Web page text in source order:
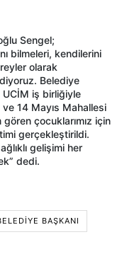
Sengel;
bilmeleri, kendilerini
olarak
Belediye
UCİM iş birliğiyle
14 Mayıs Mahallesi
çocuklarımız için
gerçekleştirildi.
gelişimi her
dedi.
BAŞKANI